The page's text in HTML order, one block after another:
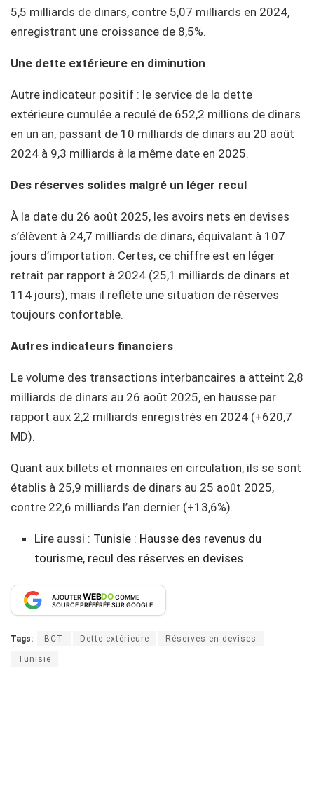
5,5 milliards de dinars, contre 5,07 milliards en 2024,
enregistrant une croissance de 8,5%.
Une dette extérieure en diminution
Autre indicateur positif : le service de la dette
extérieure cumulée a reculé de 652,2 millions de dinars
en un an, passant de 10 milliards de dinars au 20 août
2024 à 9,3 milliards à la même date en 2025.
Des réserves solides malgré un léger recul
À la date du 26 août 2025, les avoirs nets en devises
s’élèvent à 24,7 milliards de dinars, équivalant à 107
jours d’importation. Certes, ce chiffre est en léger
retrait par rapport à 2024 (25,1 milliards de dinars et
114 jours), mais il reflète une situation de réserves
toujours confortable.
Autres indicateurs financiers
Le volume des transactions interbancaires a atteint 2,8
milliards de dinars au 26 août 2025, en hausse par
rapport aux 2,2 milliards enregistrés en 2024 (+620,7
MD).
Quant aux billets et monnaies en circulation, ils se sont
établis à 25,9 milliards de dinars au 25 août 2025,
contre 22,6 milliards l’an dernier (+13,6%).
Lire aussi : Tunisie : Hausse des revenus du
tourisme, recul des réserves en devises
AJOUTERWEBDOCOMME
SOURCE PRÉFÉRÉE SUR GOOGLE
Tags: BCT Dette extérieure Réserves en devises
Tunisie